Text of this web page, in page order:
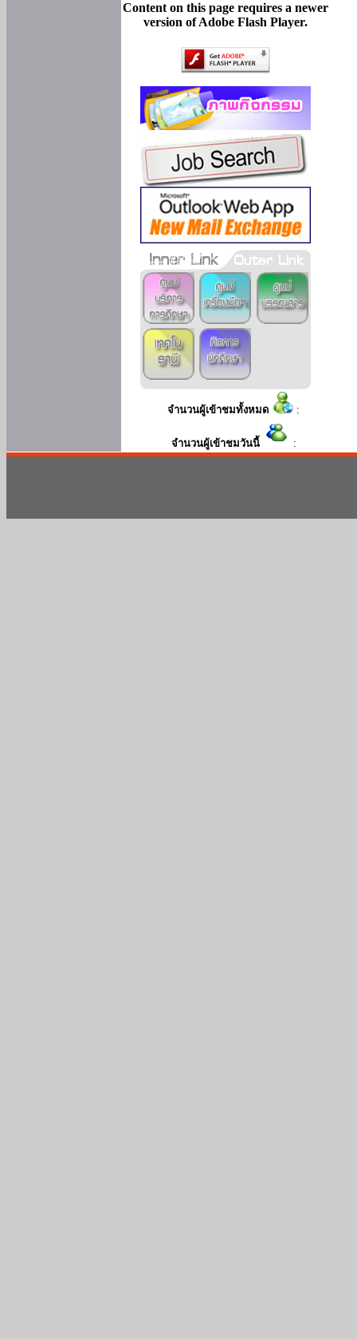
Content on this page requires a newer
version of Adobe Flash Player.
จำนวนผู้เข้าชมทั้งหมด :
จำนวนผู้เข้าชมวันนี้ :